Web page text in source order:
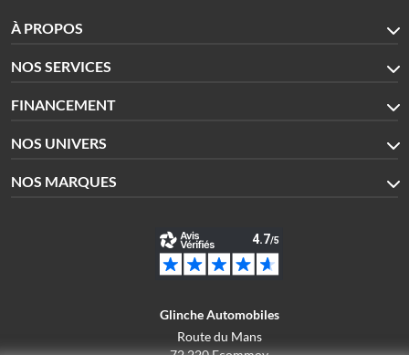
À PROPOS
NOS SERVICES
FINANCEMENT
NOS UNIVERS
NOS MARQUES
Glinche Automobiles
Route du Mans